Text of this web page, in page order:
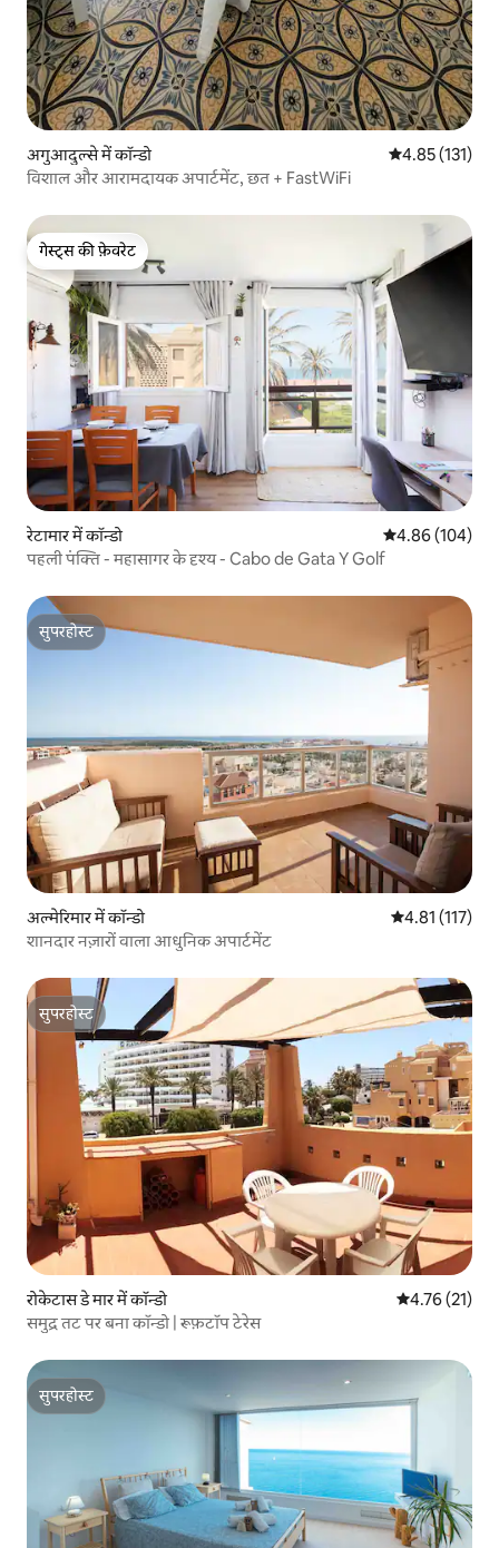
अगुआदुल्से में कॉन्डो औसत रेटिंग 5 में से
4.85 (131)
विशाल और आरामदायक अपार्टमेंट, छत + FastWiFi
गेस्ट्स की फ़ेवरेट
गेस्ट्स की फ़ेवरेट
रेटामार में कॉन्डो औसत रेटिंग 5 में से
4.86 (104)
पहली पंक्ति - महासागर के दृश्य - Cabo de Gata Y Golf
सुपरहोस्ट
सुपरहोस्ट
अल्मेरिमार में कॉन्डो औसत रेटिंग 5 में से
4.81 (117)
शानदार नज़ारों वाला आधुनिक अपार्टमेंट
सुपरहोस्ट
सुपरहोस्ट
रोकेटास डे मार में कॉन्डो औसत रेटिंग 5 में
4.76 (21)
समुद्र तट पर बना कॉन्डो | रूफ़टॉप टेरेस
सुपरहोस्ट
सुपरहोस्ट